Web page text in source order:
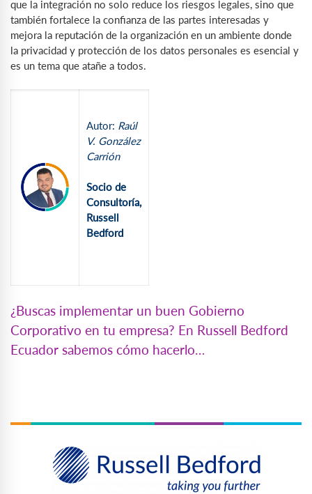
que la integración no solo reduce los riesgos legales, sino que
también fortalece la confianza de las partes interesadas y
mejora la reputación de la organización en un ambiente donde
la privacidad y protección de los datos personales es esencial y
es un tema que atañe a todos.
Autor: Raúl
V. González
Carrión
Socio de
Consultoría,
Russell
Bedford
¿Buscas implementar un buen Gobierno
Corporativo en tu empresa? En Russell Bedford
Ecuador sabemos cómo hacerlo…